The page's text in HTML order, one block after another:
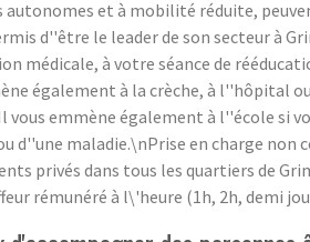
autonomes et à mobilité réduite,
d''être le leader de son secteur à
médicale, à votre séance de
également à la crèche, à l''hôpital
vous emmène également à l''école si
d''une maladie.\nPrise en charge non
privés dans tous les quartiers de
rémunéré à l\'heure (1h, 2h, demi